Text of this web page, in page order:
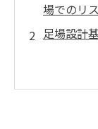
場でのリ
足場設計
作業員の